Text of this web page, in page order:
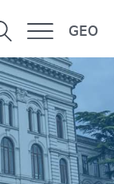
GEO